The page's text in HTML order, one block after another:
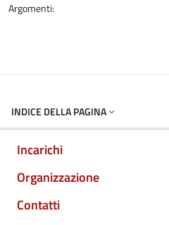
Argomenti:
INDICE DELLA PAGINA
Incarichi
Organizzazione
Contatti